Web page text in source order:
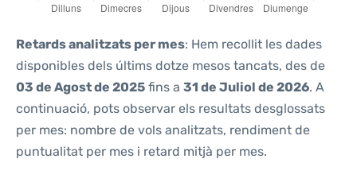
Retards analitzats per mes: Hem recollit les dades
disponibles dels últims dotze mesos tancats, des de
03 de Agost de 2025 fins a 31 de Juliol de 2026. A
continuació, pots observar els resultats desglossats
per mes: nombre de vols analitzats, rendiment de
puntualitat per mes i retard mitjà per mes.